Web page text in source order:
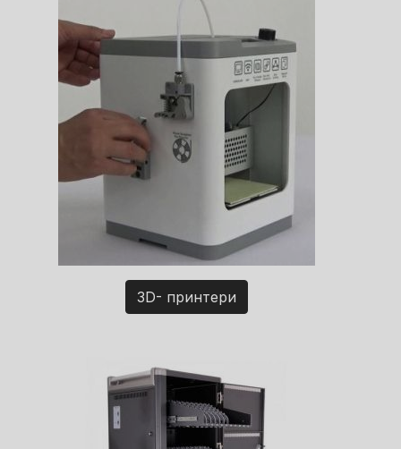
3D- принтери